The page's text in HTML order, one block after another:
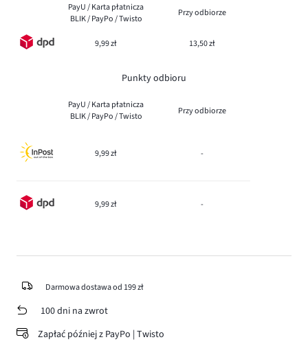
PayU / Karta płatnicza
BLIK / PayPo / Twisto
Przy odbiorze
9,99 zł 13,50 zł
Punkty odbioru
PayU / Karta płatnicza
BLIK / PayPo / Twisto
Przy odbiorze
9,99 zł -
9,99 zł -
Darmowa dostawa od 199 zł
100 dni na zwrot
Zapłać później z PayPo | Twisto